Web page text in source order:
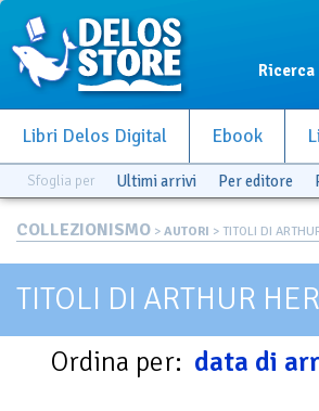
Ricerca
Libri Delos Digital Ebook
Sfoglia per Ultimi arrivi Per editore
COLLEZIONISMO > AUTORI > TITOLI DI
TITOLI DI ARTHUR
Ordina per: data di